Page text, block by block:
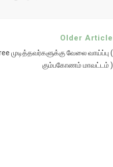
Older Article
முடித்தவர்களுக்கு வேலை வாய்ப்பு (
கும்பகோணம் மாவட்டம் )